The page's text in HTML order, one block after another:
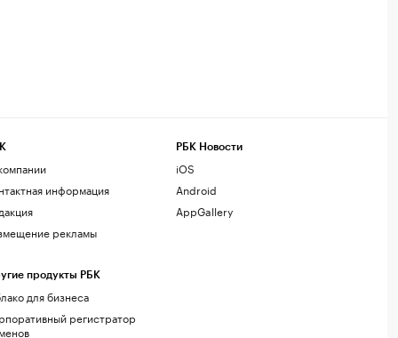
информация
рекламы
продукты РБК
для бизнеса
регистратор
РБК Новости
iOS
Android
AppGallery